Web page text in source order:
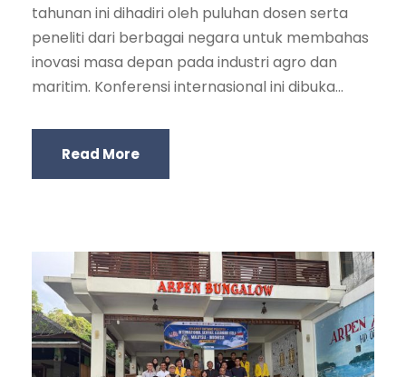
tahunan ini dihadiri oleh puluhan dosen serta
peneliti dari berbagai negara untuk membahas
inovasi masa depan pada industri agro dan
maritim. Konferensi internasional ini dibuka...
Read More